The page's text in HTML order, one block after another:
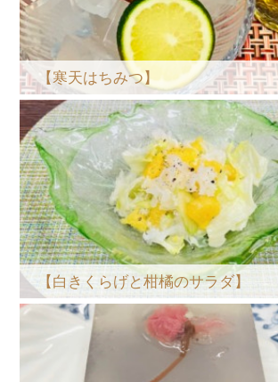
【寒天はちみつ】
【白きくらげと柑橘のサラダ】